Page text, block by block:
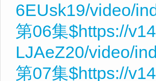
6EUsk19/video/
第06集$https://
LJAeZ20/video/
第07集$https://